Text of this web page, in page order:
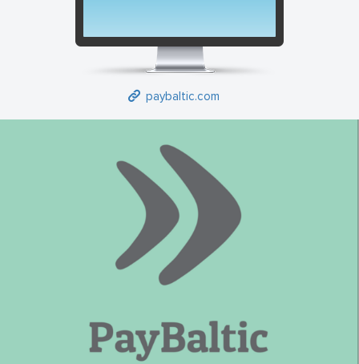
paybaltic.com